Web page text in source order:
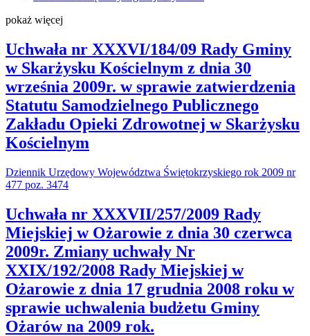
pokaż więcej
Uchwała nr XXXVI/184/09 Rady Gminy
w Skarżysku Kościelnym z dnia 30
września 2009r. w sprawie zatwierdzenia
Statutu Samodzielnego Publicznego
Zakładu Opieki Zdrowotnej w Skarżysku
Kościelnym
Dziennik Urzędowy Województwa Świętokrzyskiego rok 2009 nr
477 poz. 3474
Uchwała nr XXXVII/257/2009 Rady
Miejskiej w Ożarowie z dnia 30 czerwca
2009r. Zmiany uchwały Nr
XXIX/192/2008 Rady Miejskiej w
Ożarowie z dnia 17 grudnia 2008 roku w
sprawie uchwalenia budżetu Gminy
Ożarów na 2009 rok.